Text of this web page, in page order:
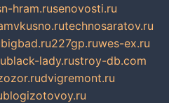
hram.rusenovosti.ru
technosaratov.ru
bigbad.ru227gp.ruwes-ex.ru
black-lady.rustroy-db.com
dvigremont.ru
blogizotovoy.ru